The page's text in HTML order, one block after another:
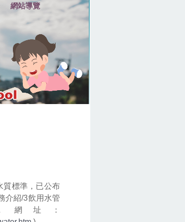
網站導覽
質標準，已公布
介紹/3飲用水管
址：